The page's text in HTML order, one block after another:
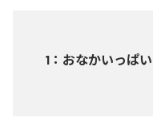
1 ： おなかいっぱ